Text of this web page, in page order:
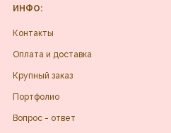
ИНФО:
Контакты
Оплата и доставка
Крупный заказ
Портфолио
Вопрос - ответ